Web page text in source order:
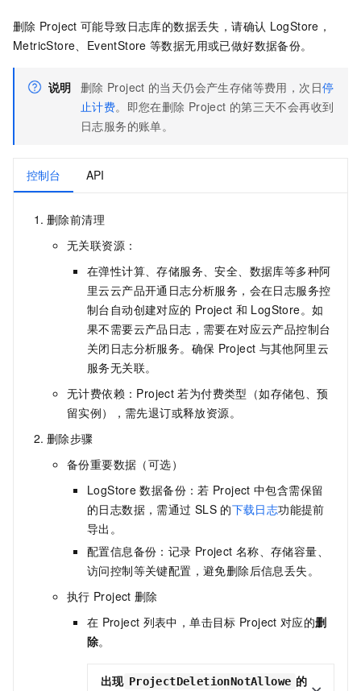
删除 Project 可能导致日志库的数据丢失，请确认 LogStore，
MetricStore、EventStore 等数据无用或已做好数据备份。
说明 删除 Project 的当天仍会产生存储等费用，次日停
止计费。即您在删除 Project 的第三天不会再收到
日志服务的账单。
控制台 API
删除前清理
无关联资源：
在弹性计算、存储服务、安全、数据库等多种阿
里云云产品开通日志分析服务，会在日志服务控
制台自动创建对应的 Project 和 LogStore。如
果不需要云产品日志，需要在对应云产品控制台
关闭日志分析服务。确保 Project 与其他阿里云
服务无关联。
无计费依赖：Project 若为付费类型（如存储包、预
留实例），需先退订或释放资源。
删除步骤
备份重要数据（可选）
LogStore 数据备份：若 Project 中包含需保留
的日志数据，需通过 SLS 的下载日志功能提前
导出。
配置信息备份：记录 Project 名称、存储容量、
访问控制等关键配置，避免删除后信息丢失。
执行 Project 删除
在 Project 列表中，单击目标 Project 对应的删
除。
出现 ProjectDeletionNotAllowe 的